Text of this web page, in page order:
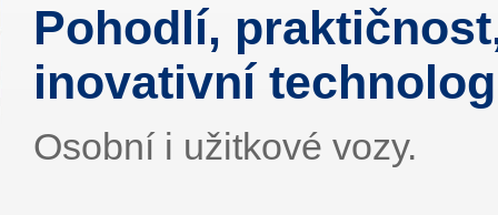
Pohodlí,
inovativní
Osobní i užitkové vozy.